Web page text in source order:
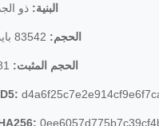
البنية: ذو
الحجم:
الحجم المثبت: